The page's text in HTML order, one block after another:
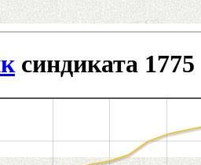
синдиката 1775